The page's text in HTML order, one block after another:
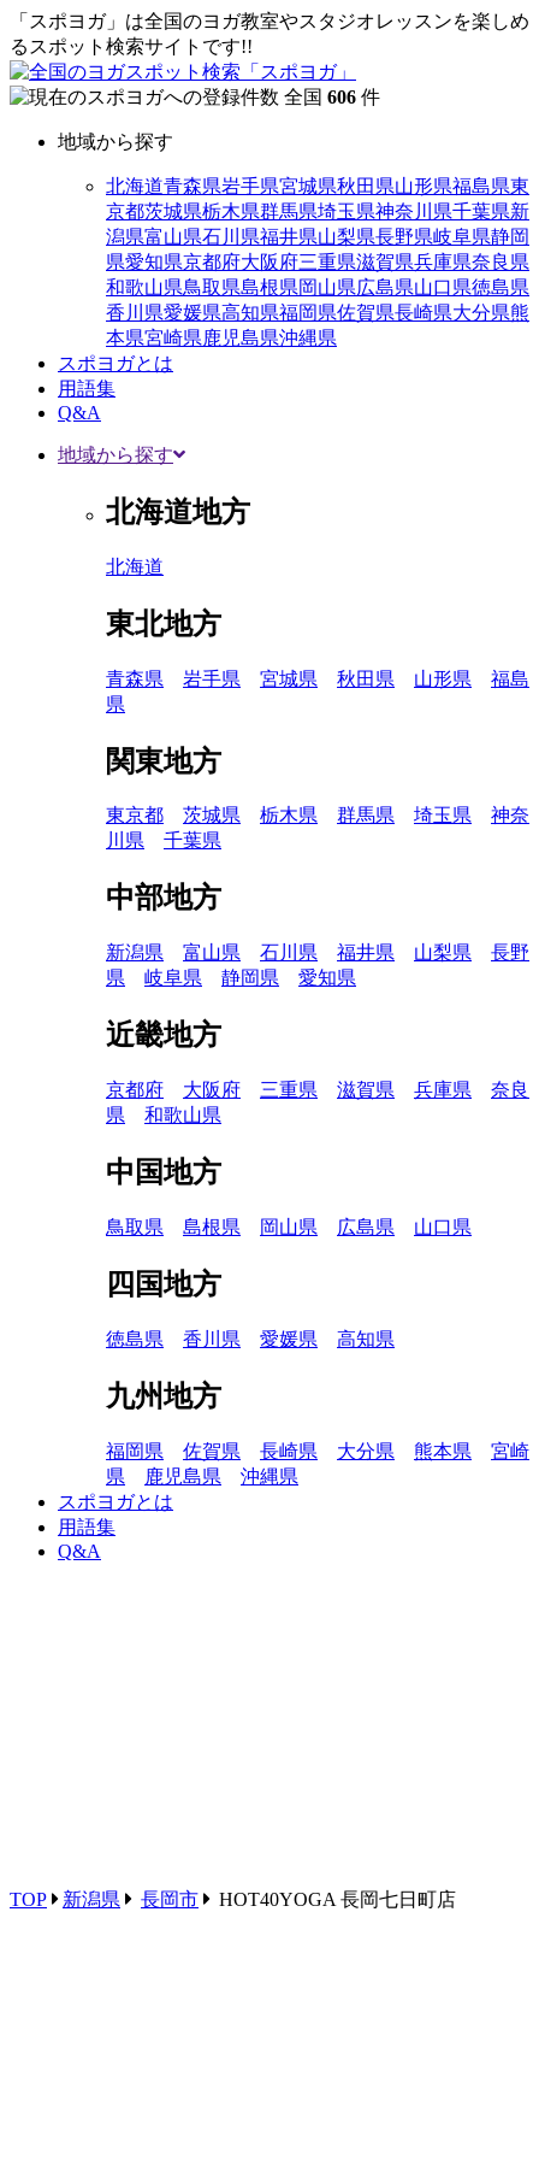
「スポヨガ」は全国のヨガ教室やスタジオレッスンを楽しめ
るスポット検索サイトです!!
全国 606 件
地域から探す
北海道青森県岩手県宮城県秋田県山形県福島県東
京都茨城県栃木県群馬県埼玉県神奈川県千葉県新
潟県富山県石川県福井県山梨県長野県岐阜県静岡
県愛知県京都府大阪府三重県滋賀県兵庫県奈良県
和歌山県鳥取県島根県岡山県広島県山口県徳島県
香川県愛媛県高知県福岡県佐賀県長崎県大分県熊
本県宮崎県鹿児島県沖縄県
スポヨガとは
用語集
Q&A
地域から探す
北海道地方
北海道
東北地方
青森県 岩手県 宮城県 秋田県 山形県
福島
県
関東地方
東京都 茨城県 栃木県 群馬県 埼玉県
神奈
川県
千葉県
中部地方
新潟県 富山県 石川県 福井県 山梨県
長野
県
岐阜県 静岡県 愛知県
近畿地方
京都府 大阪府 三重県 滋賀県 兵庫県
奈良
県
和歌山県
中国地方
鳥取県 島根県 岡山県 広島県 山口県
四国地方
徳島県 香川県 愛媛県 高知県
九州地方
福岡県 佐賀県 長崎県 大分県 熊本県
宮崎
県
鹿児島県
沖縄県
スポヨガとは
用語集
Q&A
TOP 新潟県 長岡市 HOT40YOGA 長岡七日町店